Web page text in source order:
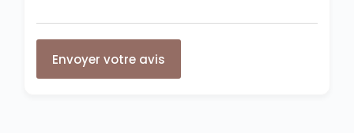
Envoyer votre avis